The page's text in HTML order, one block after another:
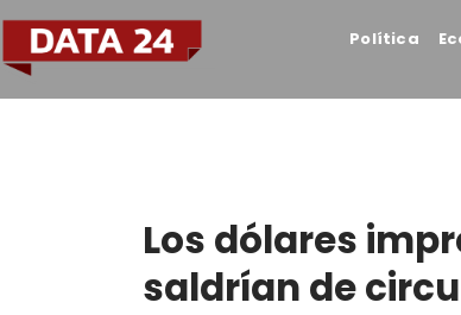
Política
Los dólares
saldrían de